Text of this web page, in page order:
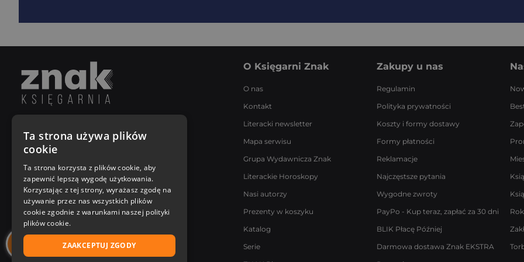
Poniedziałek - Piątek
8:00 - 18:00
[email protected]
Bądź z nami na bieżąco
O Księgarni Znak
O nas
Kontakt
Literacki newsletter
Mapa serwisu
Grupa Wydawnicza Znak
Literackie Horoskopy
Nasi autorzy
Prezenty w koszyku
Katalog
Serie
Zakupy u nas
Regulamin
Polityka prywatności
Koszty i formy dostawy
Formy płatności
Reklamacje
Najczęstsze pytania
Wygodne zwroty
PayPo - Kup teraz, zapłać za 30 dni
BLIK Płacę Później
Darmowa dostawa Znak EKSTRA
Ta strona używa plików
cookie
Ta strona korzysta z plików cookie, aby
zapewnić lepszą wygodę użytkowania.
Korzystając z tej strony, wyrażasz zgodę na
używanie przez nas wszystkich plików
cookie zgodnie z warunkami naszej polityki
plików cookie.
ZAAKCEPTUJ ZGODY